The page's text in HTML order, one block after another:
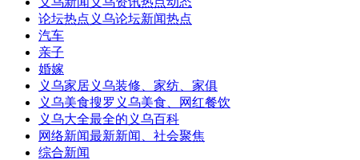
论坛热点 义乌论坛新闻热点
汽车
亲子
婚嫁
义乌家居义乌装修、家纺、家俱
义乌美食搜罗义乌美食、网红餐饮
义乌大全最全的义乌百科
网络新闻最新新闻、社会聚焦
综合新闻